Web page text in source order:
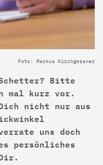
Foto: Markus Kirchgessner
Bitte
mal kurz vor.
nicht nur aus
uns doch
persönliches